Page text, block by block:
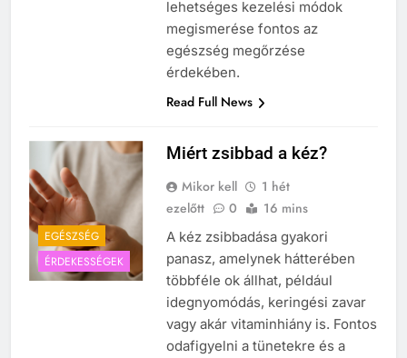
lehetséges kezelési módok
megismerése fontos az
egészség megőrzése
érdekében.
Read Full News
EGÉSZSÉG
ÉRDEKESSÉGEK
Miért zsibbad a kéz?
Mikor kell
1 hét
ezelőtt
0 16 mins
A kéz zsibbadása gyakori
panasz, amelynek hátterében
többféle ok állhat, például
idegnyomódás, keringési zavar
vagy akár vitaminhiány is. Fontos
odafigyelni a tünetekre és a